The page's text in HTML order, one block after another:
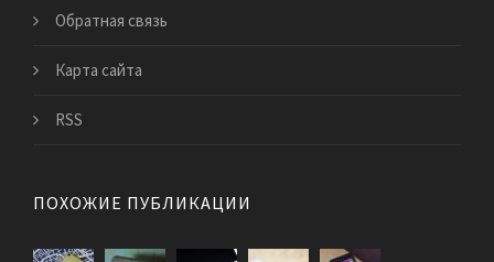
Обратная связь
Карта сайта
RSS
ПОХОЖИЕ ПУБЛИКАЦИИ